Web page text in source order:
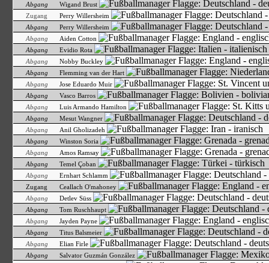
Abgang
Wigand Brust
Zugang
Perry Willersheim
Abgang
Perry Willersheim
Abgang
Aiden Cotton
Abgang
Evidio Rota
Abgang
Nobby Buckley
Abgang
Flemming van der Hart
Abgang
Jose Eduardo Muir
Abgang
Vasco Barros
Abgang
Luis Armando Hamilton
Abgang
Mesut Wangner
Abgang
Anil Gholizadeh
Abgang
Winston Soria
Abgang
Amos Ramsay
Abgang
Temel Çoban
Abgang
Ernhart Schlamm
Zugang
Ceallach O'mahoney
Abgang
Detlev Süss
Abgang
Tom Ruschhaupt
Abgang
Jayden Payne
Abgang
Titus Balsmeier
Abgang
Elian Firle
Abgang
Salvator Guzmán González